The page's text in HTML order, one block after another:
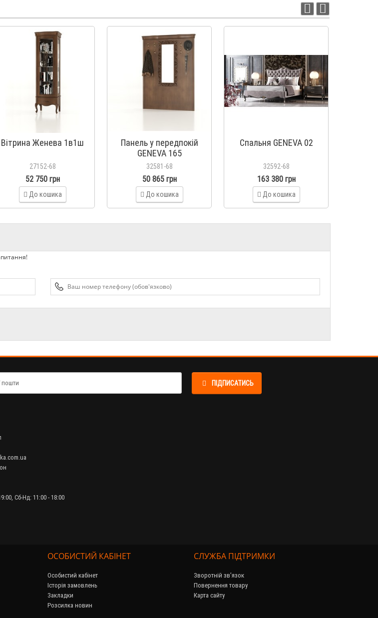
Вітрина Женева 1в1ш
27152-68
52 750 грн
До кошика
Панель у передпокій
GENEVA 165
32581-68
50 865 грн
До кошика
Спальня GENEVA 02
32592-68
163 380 грн
До кошика
ПІДПИСАТИСЬ
Сб-Нд: 11:00 - 18:00
ОСОБИСТИЙ КАБІНЕТ
Особистий кабінет
Історія замовлень
Закладки
Розсилка новин
СЛУЖБА ПІДТРИМКИ
Зворотній зв’язок
Повернення товару
Карта сайту